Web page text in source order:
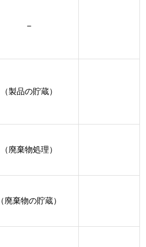
−
（製品の貯蔵）
（廃棄物処理）
（廃棄物の貯蔵）